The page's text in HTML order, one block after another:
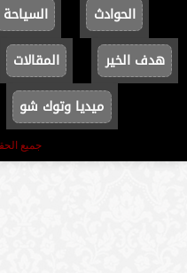
الحوادث
السياحة
هدف الخير
المقالات
ميديا وتوك شو
جميع